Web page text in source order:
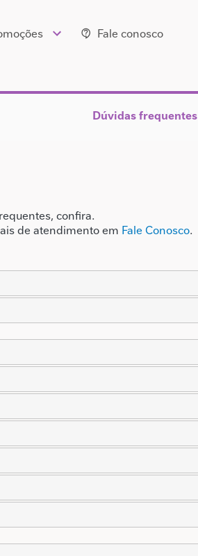
Fale conosco
Dúvidas frequentes
confira.
de atendimento em Fale Conosco.